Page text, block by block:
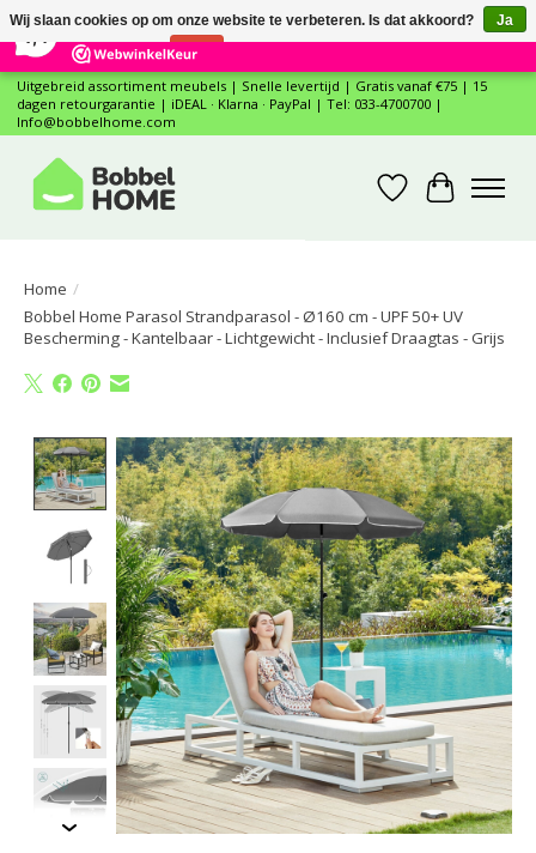
12 Reviews ×
Uitgebreid assortiment meubels | Snelle levertijd | Gratis vanaf €75 | 15
dagen retourgarantie | iDEAL · Klarna · PayPal | Tel: 033-4700700 |
Info@bobbelhome.com
Verlanglijst
Home /
Bobbel Home Parasol Strandparasol - Ø160 cm - UPF 50+ UV
Bescherming - Kantelbaar - Lichtgewicht - Inclusief Draagtas - Grijs
Product image slideshow Items
Wij slaan cookies op om onze website te verbeteren. Is dat akkoord?
Ja
Nee